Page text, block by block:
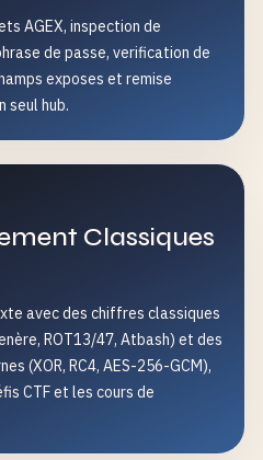
AGEX, inspection de
de passe, verification de
exposes et remise
seul hub.
Classiques
avec des chiffres classiques
ROT13/47, Atbash) et des
(XOR, RC4, AES-256-GCM),
CTF et les cours de